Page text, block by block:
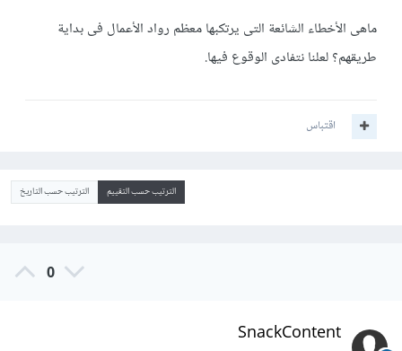
ماهى الأخطاء الشائعة التى يرتكبها معظم رواد الأعمال فى بداية
طريقهم؟ لعلنا نتفادى الوقوع فيها.
اقتباس
الترتيب حسب التقييم الترتيب حسب التاريخ
0
SnackContent